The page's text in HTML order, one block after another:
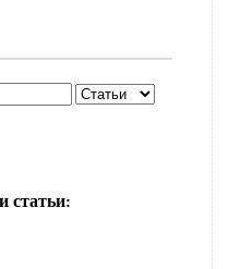
статьи: